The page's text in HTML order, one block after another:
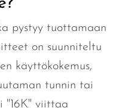
pystyy tuottamaan
on suunniteltu
käyttökokemus,
tunnin tai
"16K" viittaa